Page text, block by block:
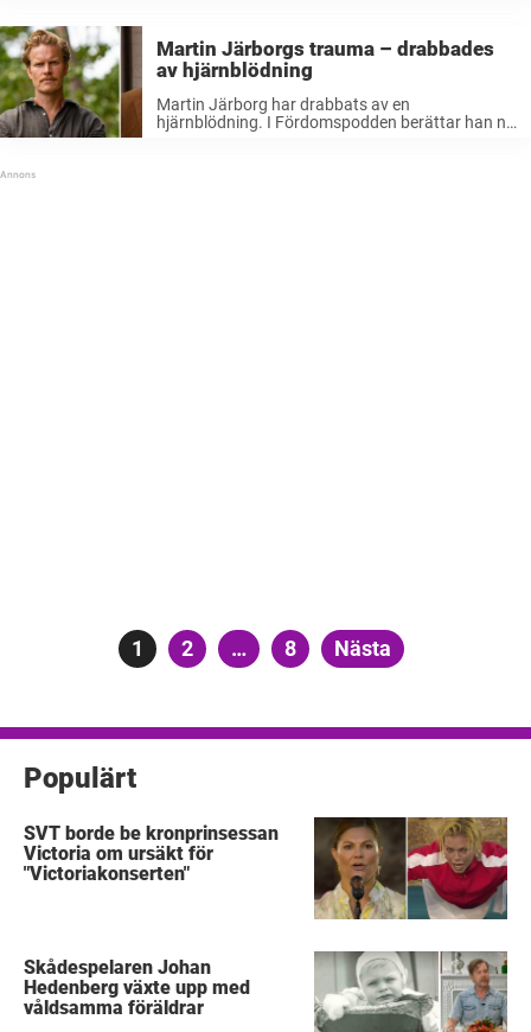
Martin Järborgs trauma – drabbades
av hjärnblödning
Martin Järborg har drabbats av en
hjärnblödning. I Fördomspodden berättar han nu
Sidnumrering
Sida
1 Sida
2 … Sida
8 Nästa
Populärt
SVT borde be kronprinsessan
Victoria om ursäkt för
"Victoriakonserten"
Skådespelaren Johan
Hedenberg växte upp med
våldsamma föräldrar